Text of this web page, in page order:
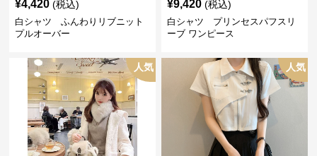
¥4,420 (税込)
白シャツ ふんわりリブニット
プルオーバー
¥9,420 (税込)
白シャツ プリンセスパフスリ
ーブ ワンピース
人気 人気